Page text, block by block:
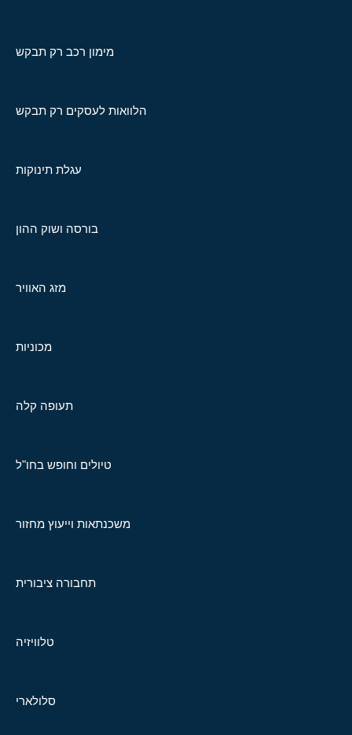
מימון רכב רק תבקש
הלוואות לעסקים רק תבקש
עגלת תינוקות
בורסה ושוק ההון
מזג האוויר
מכוניות
תעופה קלה
טיולים וחופש בחו"ל
משכנתאות וייעוץ מחזור
תחבורה ציבורית
טלוויזיה
סלולארי